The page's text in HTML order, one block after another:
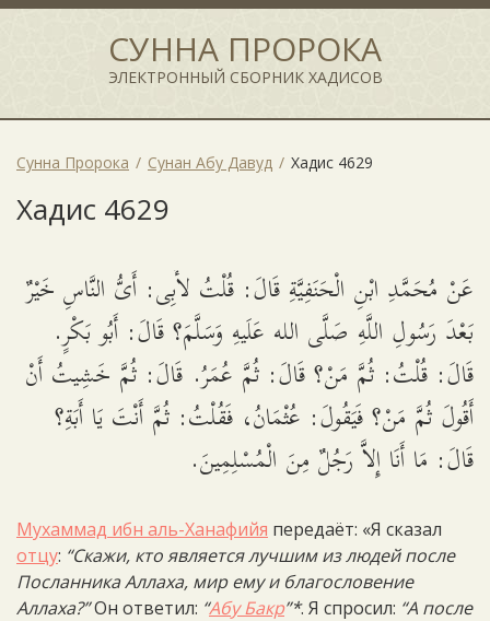
СУННА ПРОРОКА
ЭЛЕКТРОННЫЙ СБОРНИК ХАДИСОВ
Сунна Пророка Сунан Абу Давуд Хадис 4629
Хадис 4629
عَنْ مُحَمَّدِ ابْنِ الْحَنَفِيَّةِ قَالَ: قُلْتُ لأَبِى: أَىُّ النَّاسِ خَيْرٌ
بَعْدَ رَسُولِ اللَّهِ صَلَّى الله عَلَيهِ وَسَلَّمَ؟ قَالَ: أَبُو بَكْرٍ.
قَالَ: قُلْتُ: ثُمَّ مَنْ؟ قَالَ: ثُمَّ عُمَرُ. قَالَ: ثُمَّ خَشِيتُ أَنْ
أَقُولَ ثُمَّ مَنْ؟ فَيَقُولَ: عُثْمَانُ، فَقُلْتُ: ثُمَّ أَنْتَ يَا أَبَةِ؟
قَالَ: مَا أَنَا إِلاَّ رَجُلٌ مِنَ الْمُسْلِمِينَ.
Мухаммад ибн аль-Ханафийя передаёт: «Я сказал
отцу: “Скажи, кто является лучшим из людей после
Посланника Аллаха, мир ему и благословение
Аллаха?”Он ответил: “Абу Бакр”*. Я спросил: “А после